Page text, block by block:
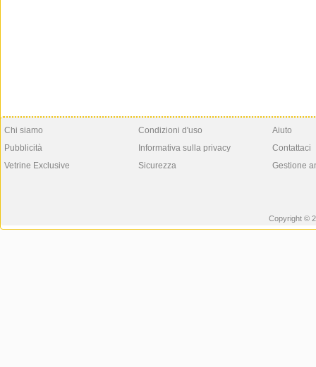
Chi siamo
Pubblicità
Vetrine Exclusive
Condizioni d'uso
Informativa sulla privacy
Sicurezza
Aiuto
Contattaci
Gestione
Copyright ©